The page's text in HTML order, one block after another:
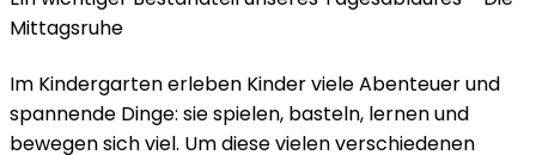
Mittagsruhe
Im Kindergarten erleben Kinder viele Abenteuer und
spannende Dinge: sie spielen, basteln, lernen und
bewegen sich viel. Um diese vielen verschiedenen